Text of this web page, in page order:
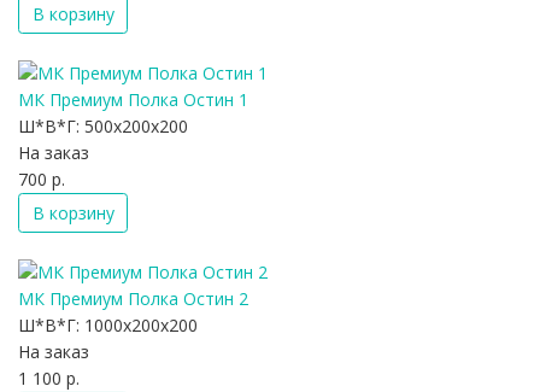
В корзину
МК Премиум Полка Остин 1
Ш*В*Г: 500x200x200
На заказ
700 р.
В корзину
МК Премиум Полка Остин 2
Ш*В*Г: 1000x200x200
На заказ
1 100 р.